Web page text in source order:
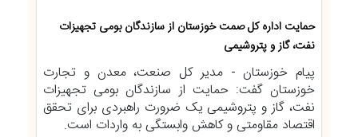
حمایت اداره کل صمت خوزستان از سازندگان بومی تجهیزات
نفت، گاز و پتروشیمی
پیام خوزستان - مدیر کل صنعت، معدن و تجارت
خوزستان گفت: حمایت از سازندگان بومی تجهیزات
نفت، گاز و پتروشیمی یک ضرورت راهبردی برای تحقق
اقتصاد مقاومتی و کاهش وابستگی به واردات است.